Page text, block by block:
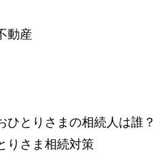
動産
ひとりさまの相続人は誰？
りさま相続対策